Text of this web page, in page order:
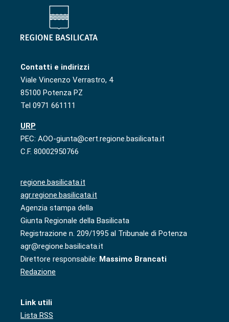
Contatti e indirizzi
Viale Vincenzo Verrastro, 4
85100 Potenza PZ
Tel 0971 661111
URP
PEC: AOO-giunta@cert.regione.basilicata.it
C.F. 80002950766
regione.basilicata.it
agr.regione.basilicata.it
Agenzia stampa della
Giunta Regionale della Basilicata
Registrazione n. 209/1995 al Tribunale di Potenza
agr@regione.basilicata.it
Direttore responsabile: Massimo Brancati
Redazione
Link utili
Lista RSS